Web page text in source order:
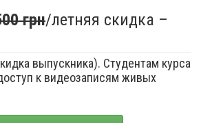
грн/летняя скидка –
выпускника). Студентам курса
к видеозаписям живых